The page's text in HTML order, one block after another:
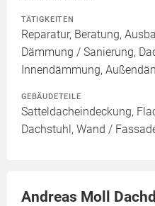
TÄTIGKEITEN
Reparatur, Beratung,
Dämmung / Sanierung,
Innendämmung,
GEBÄUDETEILE
Satteldacheindeckung,
Dachstuhl, Wand /
Andreas Moll